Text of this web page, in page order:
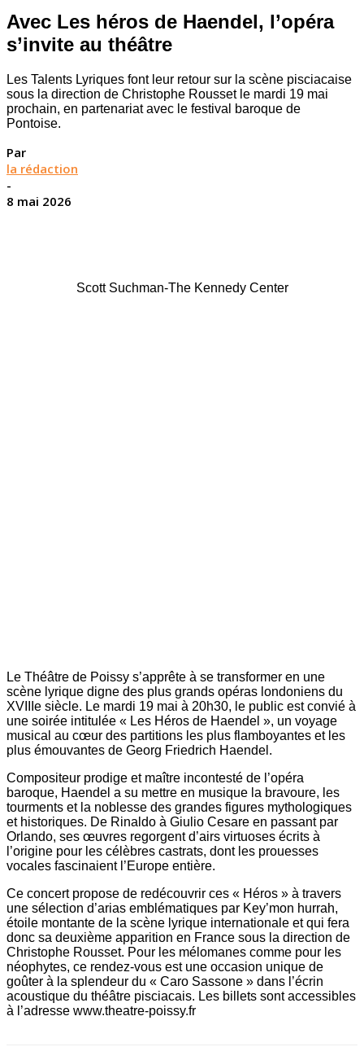
Avec Les héros de Haendel, l’opéra
s’invite au théâtre
Les Talents Lyriques font leur retour sur la scène pisciacaise
sous la direction de Christophe Rousset le mardi 19 mai
prochain, en partenariat avec le festival baroque de
Pontoise.
Par
la rédaction
-
8 mai 2026
Scott Suchman-The Kennedy Center
Le Théâtre de Poissy s’apprête à se transformer en une
scène lyrique digne des plus grands opéras londoniens du
XVIIIe siècle. Le mardi 19 mai à 20h30, le public est convié à
une soirée intitulée « Les Héros de Haendel », un voyage
musical au cœur des partitions les plus flamboyantes et les
plus émouvantes de Georg Friedrich Haendel.
Compositeur prodige et maître incontesté de l’opéra
baroque, Haendel a su mettre en musique la bravoure, les
tourments et la noblesse des grandes figures mythologiques
et historiques. De Rinaldo à Giulio Cesare en passant par
Orlando, ses œuvres regorgent d’airs virtuoses écrits à
l’origine pour les célèbres castrats, dont les prouesses
vocales fascinaient l’Europe entière.
Ce concert propose de redécouvrir ces « Héros » à travers
une sélection d’arias emblématiques par Key’mon hurrah,
étoile montante de la scène lyrique internationale et qui fera
donc sa deuxième apparition en France sous la direction de
Christophe Rousset. Pour les mélomanes comme pour les
néophytes, ce rendez-vous est une occasion unique de
goûter à la splendeur du « Caro Sassone » dans l’écrin
acoustique du théâtre pisciacais. Les billets sont accessibles
à l’adresse www.theatre-poissy.fr